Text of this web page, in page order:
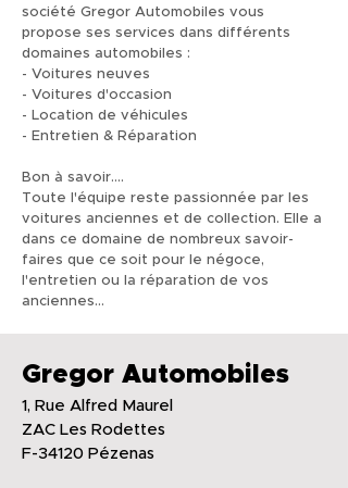
société Gregor Automobiles vous
propose ses services dans différents
domaines automobiles :
- Voitures neuves
- Voitures d'occasion
- Location de véhicules
- Entretien & Réparation
Bon à savoir....
Toute l'équipe reste passionnée par les
voitures anciennes et de collection. Elle a
dans ce domaine de nombreux savoir-
faires que ce soit pour le négoce,
l'entretien ou la réparation de vos
anciennes...
Gregor Automobiles
1, Rue Alfred Maurel
ZAC Les Rodettes
F-34120 Pézenas